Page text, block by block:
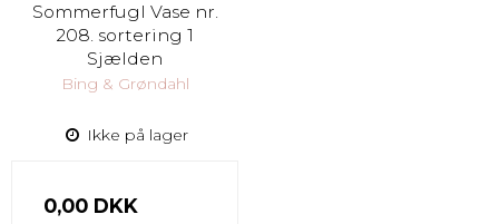
Sommerfugl Vase nr.
208. sortering 1
Sjælden
Bing & Grøndahl
Ikke på lager
0,00 DKK